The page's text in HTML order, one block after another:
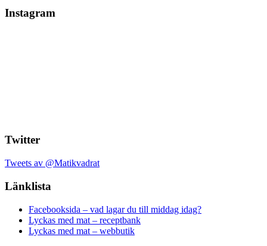
Instagram
Twitter
Tweets av @Matikvadrat
Länklista
Facebooksida – vad lagar du till middag idag?
Lyckas med mat – receptbank
Lyckas med mat – webbutik